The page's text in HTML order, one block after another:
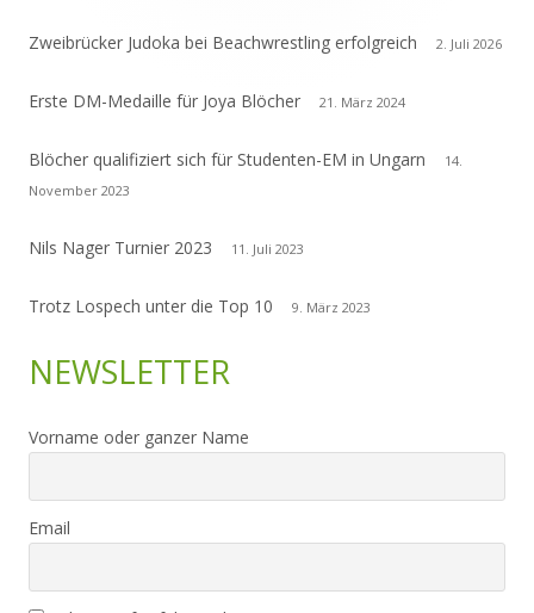
Zweibrücker Judoka bei Beachwrestling erfolgreich 2. Juli 2026
Erste DM-Medaille für Joya Blöcher 21. März 2024
Blöcher qualifiziert sich für Studenten-EM in Ungarn
14.
November 2023
Nils Nager Turnier 2023 11. Juli 2023
Trotz Lospech unter die Top 10 9. März 2023
NEWSLETTER
Vorname oder ganzer Name
Email